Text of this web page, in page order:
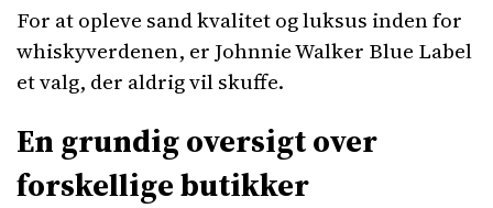
For at opleve sand kvalitet og luksus inden for
whiskyverdenen, er Johnnie Walker Blue Label
et valg, der aldrig vil skuffe.
En grundig oversigt over
forskellige butikker